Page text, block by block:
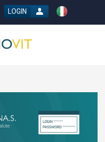
LOGIN